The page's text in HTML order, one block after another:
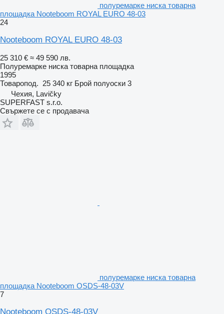
полуремарке ниска товарна
площадка Nooteboom ROYAL EURO 48-03
24
Nooteboom ROYAL EURO 48-03
25 310 € ≈ 49 590 лв.
Полуремарке ниска товарна площадка
1995
Товаропод. 25 340 кг Брой полуоски 3
Чехия, Lavičky
SUPERFAST s.r.o.
Свържете се с продавача
полуремарке ниска товарна
площадка Nooteboom OSDS-48-03V
7
Nooteboom OSDS-48-03V